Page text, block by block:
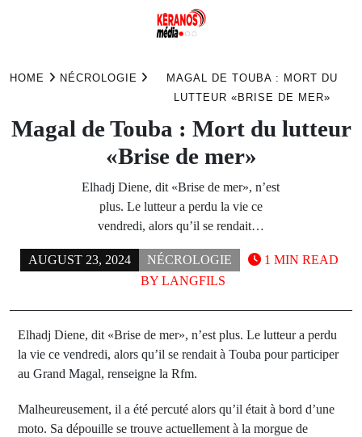
HOME NÉCROLOGIE
MAGAL DE TOUBA : MORT DU
LUTTEUR «BRISE DE MER»
Magal de Touba : Mort du lutteur
«Brise de mer»
Elhadj Diene, dit «Brise de mer», n’est
plus. Le lutteur a perdu la vie ce
vendredi, alors qu’il se rendait…
AUGUST 23, 2024
NÉCROLOGIE
BY LANGFILS
1 MIN READ
Elhadj Diene, dit «Brise de mer», n’est plus. Le lutteur a perdu
la vie ce vendredi, alors qu’il se rendait à Touba pour participer
au Grand Magal, renseigne la Rfm.
Malheureusement, il a été percuté alors qu’il était à bord d’une
moto. Sa dépouille se trouve actuellement à la morgue de